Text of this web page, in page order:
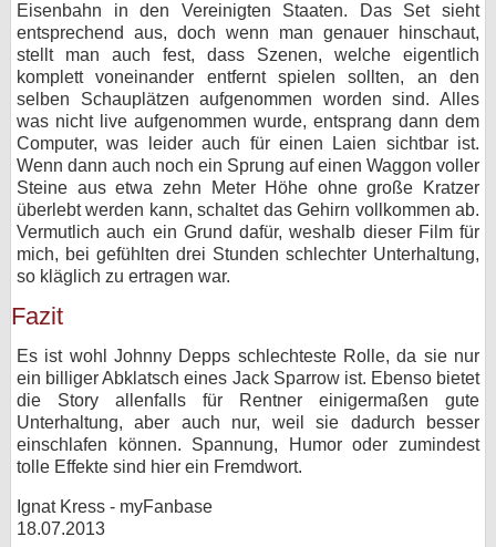
Eisenbahn in den Vereinigten Staaten. Das Set sieht
entsprechend aus, doch wenn man genauer hinschaut,
stellt man auch fest, dass Szenen, welche eigentlich
komplett voneinander entfernt spielen sollten, an den
selben Schauplätzen aufgenommen worden sind. Alles
was nicht live aufgenommen wurde, entsprang dann dem
Computer, was leider auch für einen Laien sichtbar ist.
Wenn dann auch noch ein Sprung auf einen Waggon voller
Steine aus etwa zehn Meter Höhe ohne große Kratzer
überlebt werden kann, schaltet das Gehirn vollkommen ab.
Vermutlich auch ein Grund dafür, weshalb dieser Film für
mich, bei gefühlten drei Stunden schlechter Unterhaltung,
so kläglich zu ertragen war.
Fazit
Es ist wohl Johnny Depps schlechteste Rolle, da sie nur
ein billiger Abklatsch eines Jack Sparrow ist. Ebenso bietet
die Story allenfalls für Rentner einigermaßen gute
Unterhaltung, aber auch nur, weil sie dadurch besser
einschlafen können. Spannung, Humor oder zumindest
tolle Effekte sind hier ein Fremdwort.
Ignat Kress - myFanbase
18.07.2013